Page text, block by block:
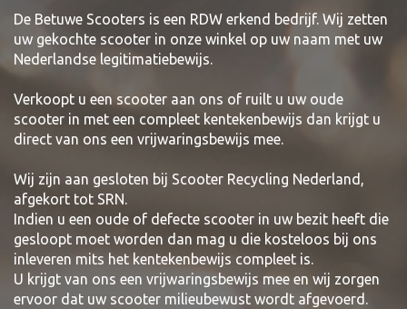
De Betuwe Scooters is een RDW erkend bedrijf. Wij zetten
uw gekochte scooter in onze winkel op uw naam met uw
Nederlandse legitimatiebewijs.
Verkoopt u een scooter aan ons of ruilt u uw oude
scooter in met een compleet kentekenbewijs dan krijgt u
direct van ons een vrijwaringsbewijs mee.
Wij zijn aan gesloten bij Scooter Recycling Nederland,
afgekort tot SRN.
Indien u een oude of defecte scooter in uw bezit heeft die
gesloopt moet worden dan mag u die kosteloos bij ons
inleveren mits het kentekenbewijs compleet is.
U krijgt van ons een vrijwaringsbewijs mee en wij zorgen
ervoor dat uw scooter milieubewust wordt afgevoerd.